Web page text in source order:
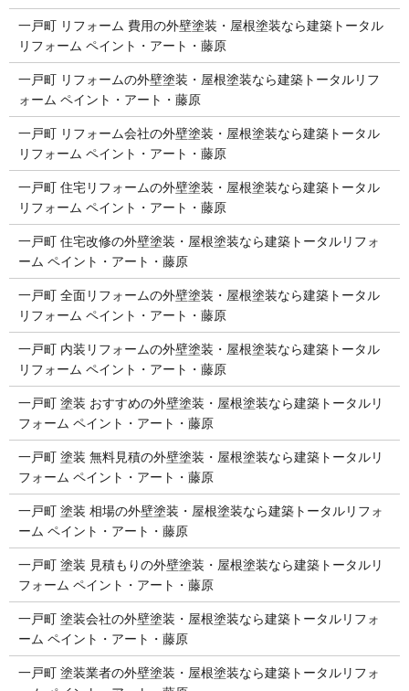
一戸町 リフォーム 費用の外壁塗装・屋根塗装なら建築トータル
リフォーム ペイント・アート・藤原
一戸町 リフォームの外壁塗装・屋根塗装なら建築トータルリフ
ォーム ペイント・アート・藤原
一戸町 リフォーム会社の外壁塗装・屋根塗装なら建築トータル
リフォーム ペイント・アート・藤原
一戸町 住宅リフォームの外壁塗装・屋根塗装なら建築トータル
リフォーム ペイント・アート・藤原
一戸町 住宅改修の外壁塗装・屋根塗装なら建築トータルリフォ
ーム ペイント・アート・藤原
一戸町 全面リフォームの外壁塗装・屋根塗装なら建築トータル
リフォーム ペイント・アート・藤原
一戸町 内装リフォームの外壁塗装・屋根塗装なら建築トータル
リフォーム ペイント・アート・藤原
一戸町 塗装 おすすめの外壁塗装・屋根塗装なら建築トータルリ
フォーム ペイント・アート・藤原
一戸町 塗装 無料見積の外壁塗装・屋根塗装なら建築トータルリ
フォーム ペイント・アート・藤原
一戸町 塗装 相場の外壁塗装・屋根塗装なら建築トータルリフォ
ーム ペイント・アート・藤原
一戸町 塗装 見積もりの外壁塗装・屋根塗装なら建築トータルリ
フォーム ペイント・アート・藤原
一戸町 塗装会社の外壁塗装・屋根塗装なら建築トータルリフォ
ーム ペイント・アート・藤原
一戸町 塗装業者の外壁塗装・屋根塗装なら建築トータルリフォ